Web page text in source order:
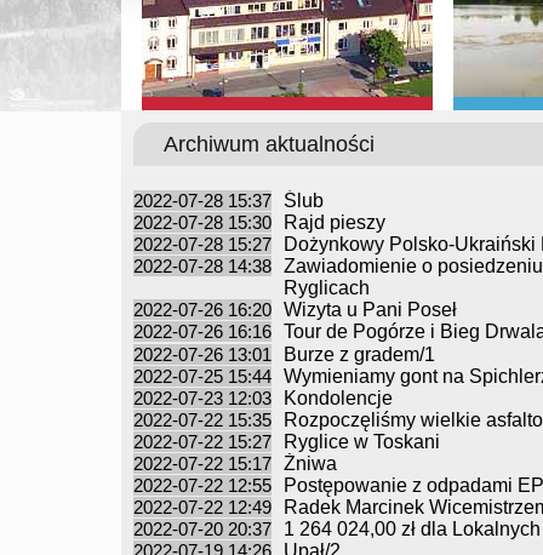
Archiwum aktualności
2022-07-28 15:37
Ślub
2022-07-28 15:30
Rajd pieszy
2022-07-28 15:27
Dożynkowy Polsko-Ukraiński
2022-07-28 14:38 Zawiadomienie o
Ryglicach
2022-07-26 16:20 Wizyta u Pani Poseł
2022-07-26 16:16 Tour de Pogórze i Bieg
2022-07-26 13:01
Burze z gradem/1
2022-07-25 15:44 Wymieniamy gont na
2022-07-23 12:03
Kondolencje
2022-07-22 15:35
Rozpoczęliśmy wielkie
2022-07-22 15:27
Ryglice w Toskani
2022-07-22 15:17 Żniwa
2022-07-22 12:55
Postępowanie z odpadami
2022-07-22 12:49
Radek Marcinek
2022-07-20 20:37
1 264 024,00 zł dla